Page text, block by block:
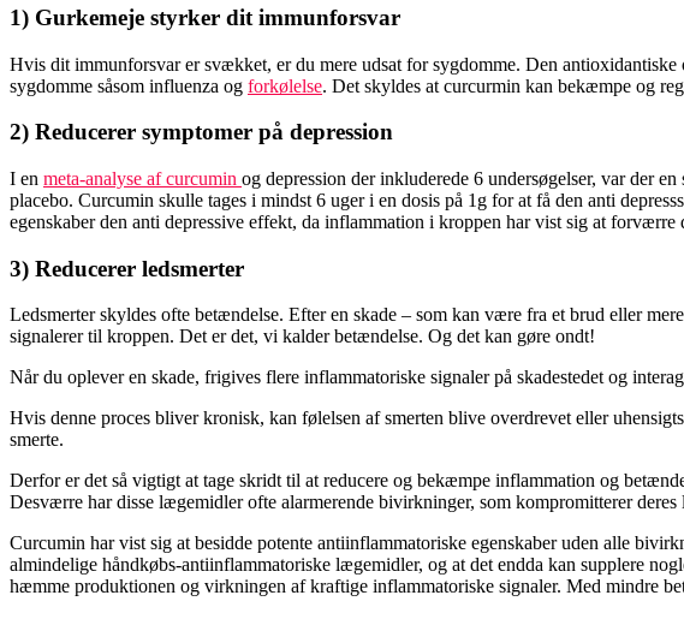
1) Gurkemeje styrker dit immunforsvar
Hvis dit immunforsvar er svækket, er du mere udsat for sygdomme. Den
sygdomme såsom influenza og forkølelse. Det skyldes at curcurmin kan bekæmpe og
2) Reducerer symptomer på depression
I en meta-analyse af curcumin og depression der inkluderede 6 undersøgelser, var der
placebo. Curcumin skulle tages i mindst 6 uger i en dosis på 1g for at få den anti
egenskaber den anti depressive effekt, da inflammation i kroppen har vist sig at forværre
3) Reducerer ledsmerter
Ledsmerter skyldes ofte betændelse. Efter en skade – som kan være fra et brud eller
signalerer til kroppen. Det er det, vi kalder betændelse. Og det kan gøre ondt!
Når du oplever en skade, frigives flere inflammatoriske signaler på skadestedet og
Hvis denne proces bliver kronisk, kan følelsen af ​​smerten blive overdrevet eller
smerte.
Derfor er det så vigtigt at tage skridt til at reducere og bekæmpe inflammation og
Desværre har disse lægemidler ofte alarmerende bivirkninger, som kompromitterer deres
Curcumin har vist sig at besidde potente antiinflammatoriske egenskaber uden alle
almindelige håndkøbs-antiinflammatoriske lægemidler, og at det endda kan supplere
hæmme produktionen og virkningen af ​​kraftige inflammatoriske signaler. Med mindre